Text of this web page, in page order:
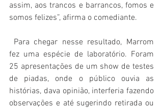
assim, aos trancos e barrancos, fomos e
somos felizes”, afirma o comediante.
fez uma espécie de laboratório. Foram
25 apresentações de um show de testes
de piadas, onde o público ouvia as
histórias, dava opinião, interferia fazendo
observações e até sugerindo retirada ou